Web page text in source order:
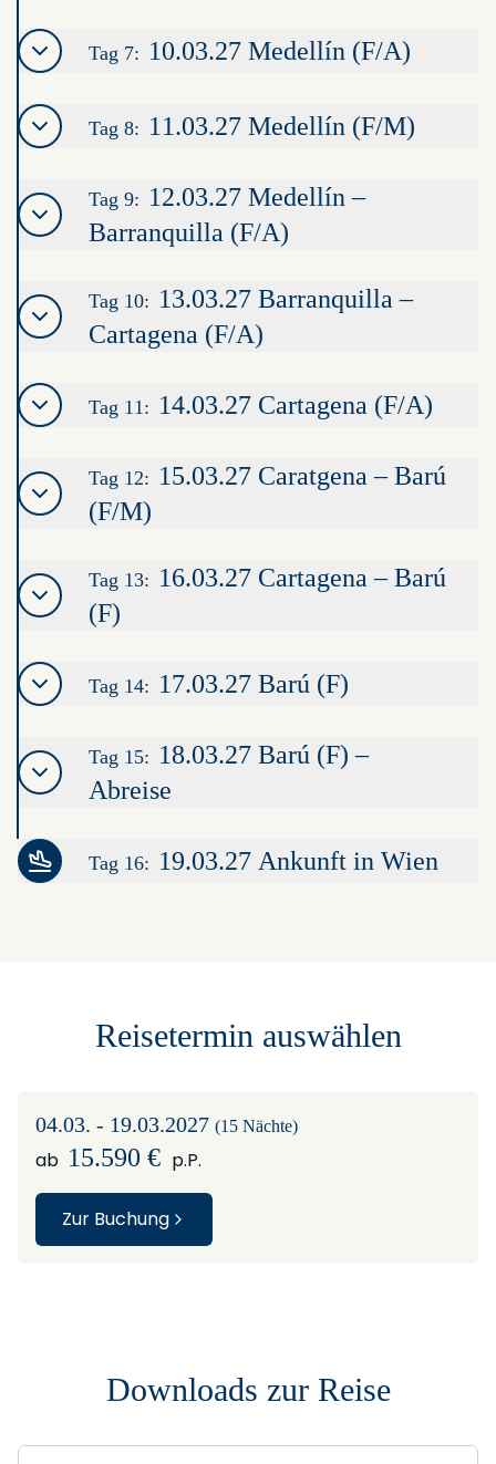
Tag 7: 10.03.27 Medellín (F/A)
Tag 8: 11.03.27 Medellín (F/M)
Tag 9: 12.03.27 Medellín –
Barranquilla (F/A)
Tag 10: 13.03.27 Barranquilla –
Cartagena (F/A)
Tag 11: 14.03.27 Cartagena (F/A)
Tag 12: 15.03.27 Caratgena – Barú
(F/M)
Tag 13: 16.03.27 Cartagena – Barú
(F)
Tag 14: 17.03.27 Barú (F)
Tag 15: 18.03.27 Barú (F) –
Abreise
Tag 16: 19.03.27 Ankunft in Wien
Reisetermin auswählen
04.03. - 19.03.2027 (15 Nächte)
ab 15.590 € p.P.
Zur Buchung
Downloads zur Reise